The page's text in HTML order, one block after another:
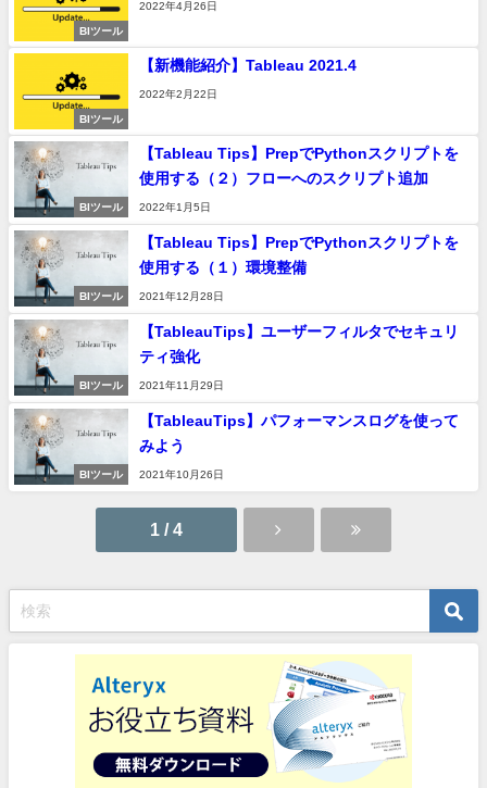
BIツール
2022年4月26日
BIツール
【新機能紹介】Tableau 2021.4
2022年2月22日
BIツール
【Tableau Tips】PrepでPythonスクリプトを
使用する（２）フローへのスクリプト追加
2022年1月5日
BIツール
【Tableau Tips】PrepでPythonスクリプトを
使用する（１）環境整備
2021年12月28日
BIツール
【TableauTips】ユーザーフィルタでセキュリ
ティ強化
2021年11月29日
BIツール
【TableauTips】パフォーマンスログを使って
みよう
2021年10月26日
1 / 4